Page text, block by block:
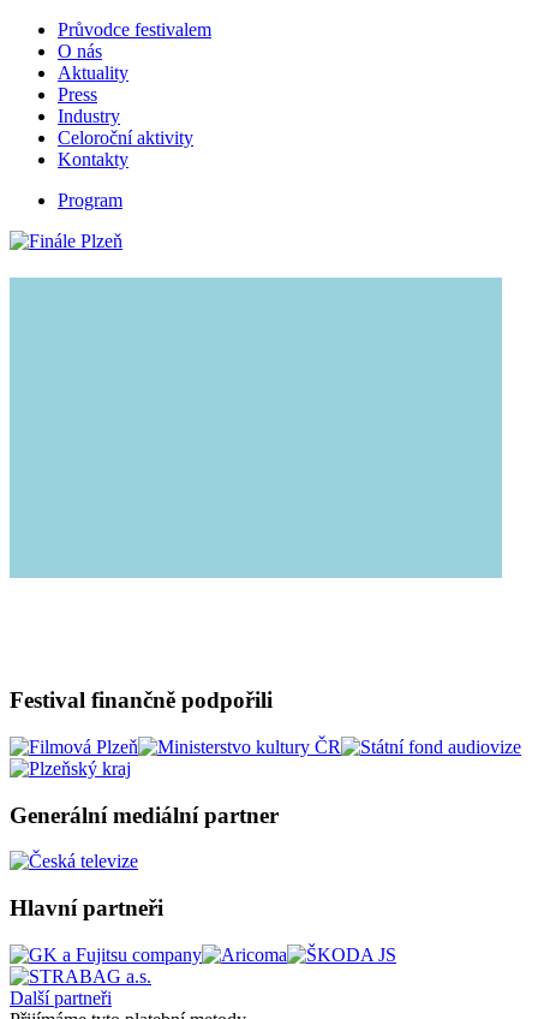
Průvodce festivalem
O nás
Aktuality
Press
Industry
Celoroční aktivity
Kontakty
Program
Festival finančně podpořili
Generální mediální partner
Hlavní partneři
Další partneři